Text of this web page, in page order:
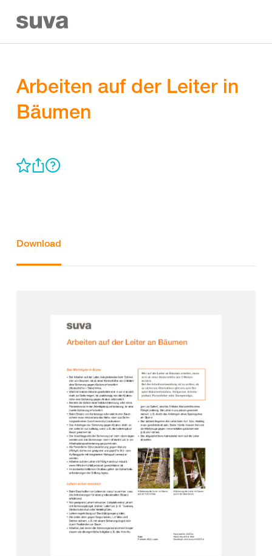
Arbeiten auf der Leiter in
Bäumen
Download